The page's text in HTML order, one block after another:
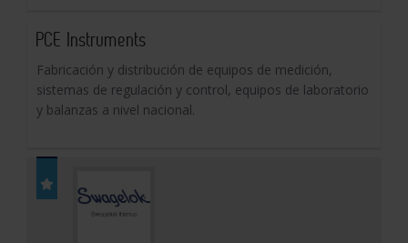
PCE Instruments
Fabricación y distribución de equipos de medición,
sistemas de regulación y control, equipos de laboratorio
y balanzas a nivel nacional.